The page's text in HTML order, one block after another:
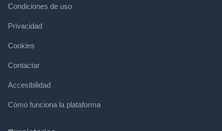
Condiciones de uso
Privacidad
Cookies
Contactar
Accesibilidad
Cómo funciona la plataforma